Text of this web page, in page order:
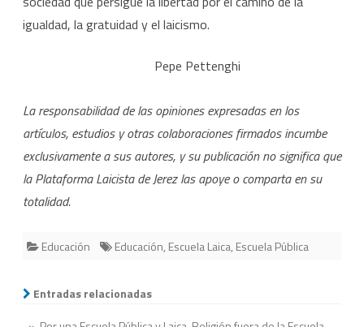
igualdad, la gratuidad y el laicismo.
Pepe Pettenghi
La responsabilidad de las opiniones expresadas en los
artículos, estudios y otras colaboraciones firmados incumbe
exclusivamente a sus autores, y su publicación no significa que
la Plataforma Laicista de Jerez las apoye o comparta en su
totalidad.
Educación Educación, Escuela Laica, Escuela Pública
Entradas relacionadas